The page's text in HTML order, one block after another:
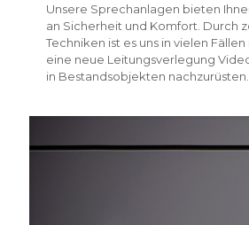
Unsere Sprechanlagen bieten
an Sicherheit und Komfort. Durch
Techniken ist es uns in vielen
eine neue Leitungsverlegung
in Bestandsobjekten nachzurüsten.